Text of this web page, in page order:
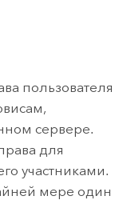
пользователя
сервере.
для
участниками.
мере один